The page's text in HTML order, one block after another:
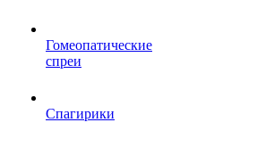
Гомеопатические
спреи
Спагирики